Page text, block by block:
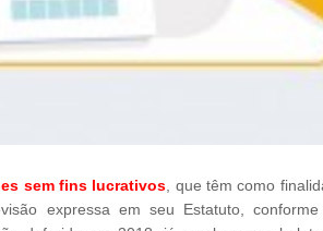
sem fins lucrativos , que têm como
expressa em seu Estatuto, conforme